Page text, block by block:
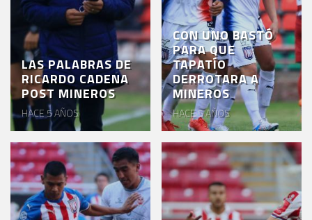
LAS PALABRAS DE
RICARDO CADENA
POST MINEROS
HACE 5 AÑOS
CON UNO BASTÓ
PARA QUE
TAPATÍO
DERROTARA A
MINEROS
HACE 5 AÑOS